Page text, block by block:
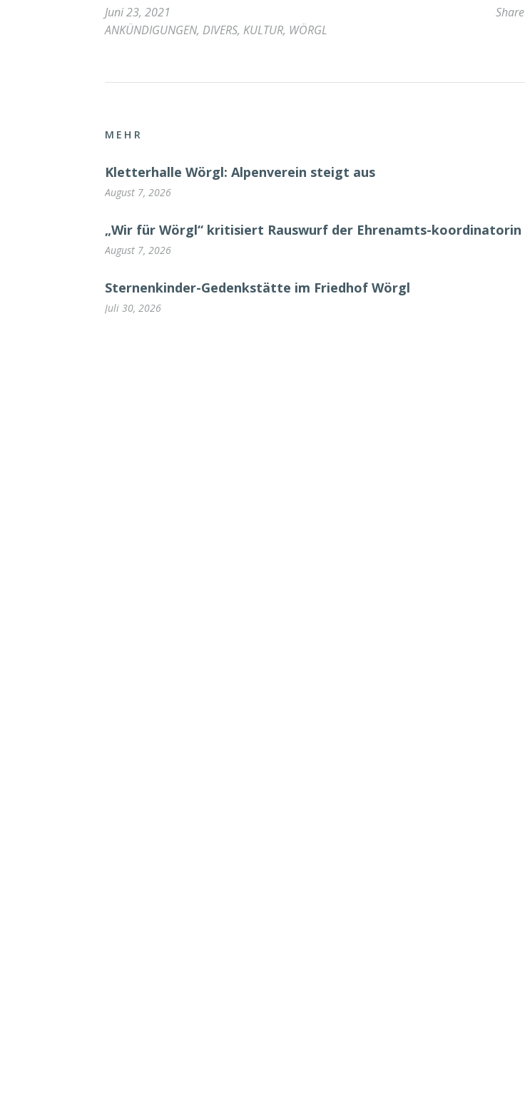
Juni 23, 2021
ANKÜNDIGUNGEN, DIVERS, KULTUR, WÖRGL
Share
MEHR
Kletterhalle Wörgl: Alpenverein steigt aus
August 7, 2026
„Wir für Wörgl“ kritisiert Rauswurf der Ehrenamts-koordinatorin
August 7, 2026
Sternenkinder-Gedenkstätte im Friedhof Wörgl
Juli 30, 2026